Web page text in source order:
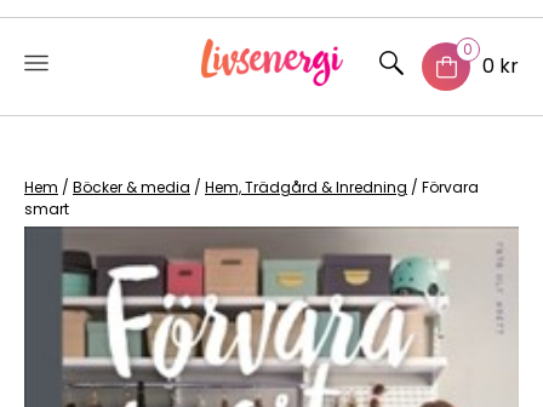
content
0
0 kr
Hem / Böcker & media / Hem, Trädgård & Inredning / Förvara
smart